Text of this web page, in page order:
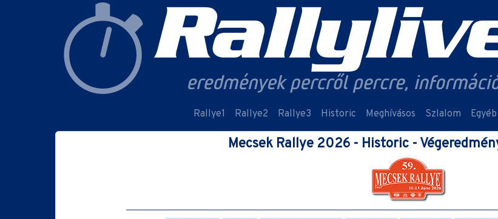
Rallye1 Rallye2 Rallye3 Historic Meghívásos Szlalom Egyéb
Mecsek Rallye 2026 - Historic -